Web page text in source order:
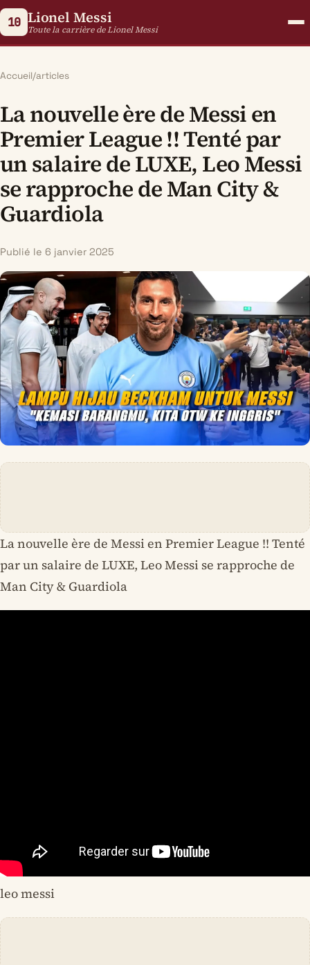
10 Lionel Messi
Toute la carrière de Lionel Messi
Accueil/articles
La nouvelle ère de Messi en
Premier League !! Tenté par
un salaire de LUXE, Leo Messi
se rapproche de Man City &
Guardiola
Publié le 6 janvier 2025
La nouvelle ère de Messi en Premier League !! Tenté
par un salaire de LUXE, Leo Messi se rapproche de
Man City & Guardiola
leo messi